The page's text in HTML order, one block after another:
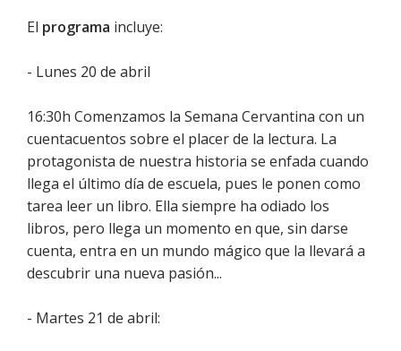
El programa incluye:
- Lunes 20 de abril
16:30h Comenzamos la Semana Cervantina con un
cuentacuentos sobre el placer de la lectura. La
protagonista de nuestra historia se enfada cuando
llega el último día de escuela, pues le ponen como
tarea leer un libro. Ella siempre ha odiado los
libros, pero llega un momento en que, sin darse
cuenta, entra en un mundo mágico que la llevará a
descubrir una nueva pasión...
- Martes 21 de abril: